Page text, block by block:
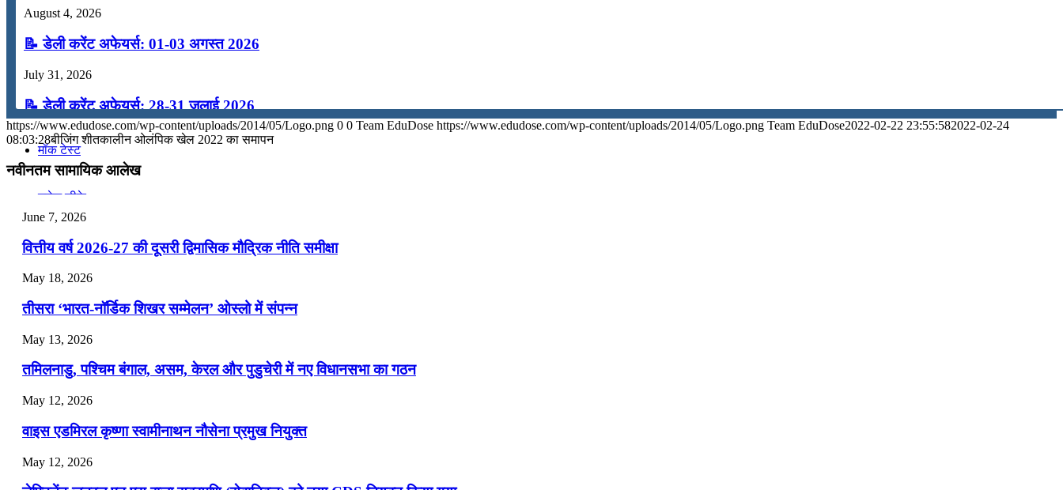
तर्कशक्ति
कंप्यूटर
अंग्रेजी
मॉक टेस्ट
टुडेज जीके
Menu Menu
August 4, 2026
📝 डेली करेंट अफेयर्स: 01-03 अगस्त 2026
July 31, 2026
📝 डेली करेंट अफेयर्स: 28-31 जुलाई 2026
July 28, 2026
📝 डेली करेंट अफेयर्स: 25-27 जुलाई 2026
July 25, 2026
📝 डेली करेंट अफेयर्स: 22-24 जुलाई 2026
July 22, 2026
📝 डेली करेंट अफेयर्स: 19-21 जुलाई 2026
July 19, 2026
📝 डेली करेंट अफेयर्स: 16-18 जुलाई 2026
July 16, 2026
📝 डेली करेंट अफेयर्स: 13-15 जुलाई 2026
https://www.edudose.com/wp-content/uploads/2014/05/Logo.png 0 0 Team EduDose https://www.edudose.com/wp-content/uploads/2014/05/Logo.png Team EduDose2022-02-22 23:55:582022-02-24
08:03:28बीजिंग शीतकालीन ओलंपिक खेल 2022 का समापन
नवीनतम सामायिक आलेख
June 7, 2026
वित्तीय वर्ष 2026-27 की दूसरी द्विमासिक मौद्रिक नीति समीक्षा
May 18, 2026
तीसरा ‘भारत-नॉर्डिक शिखर सम्मेलन’ ओस्लो में संपन्न
May 13, 2026
तमिलनाडु, पश्चिम बंगाल, असम, केरल और पुडुचेरी में नए विधानसभा का गठन
May 12, 2026
वाइस एडमिरल कृष्णा स्वामीनाथन नौसेना प्रमुख नियुक्त
May 12, 2026